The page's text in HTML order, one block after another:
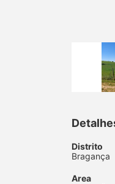
Distrito
Bragança
Area